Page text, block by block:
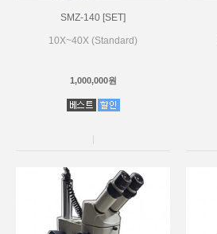
SMZ-140 [SET]
10X~40X (Standard)
1,000,000원